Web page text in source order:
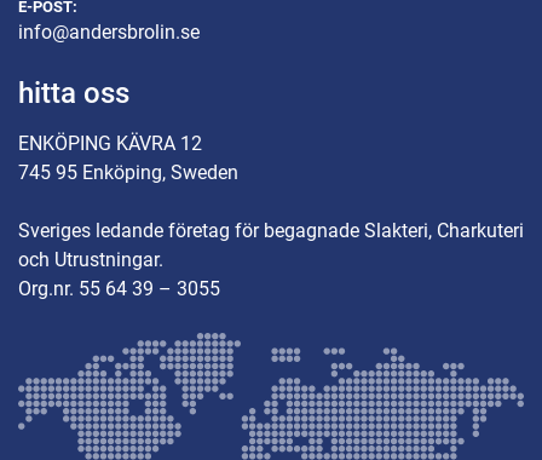
E-POST:
info@andersbrolin.se
hitta oss
ENKÖPING KÄVRA 12
745 95 Enköping, Sweden
Sveriges ledande företag för begagnade Slakteri, Charkuteri
och Utrustningar.
Org.nr. 55 64 39 – 3055